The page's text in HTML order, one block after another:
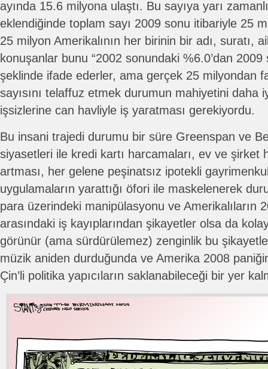
ayında 15.6 milyona ulaştı. Bu sayıya yarı
eklendiğinde toplam sayı 2009 sonu itibariyle 25
25 milyon Amerikalının her birinin bir adı, suratı,
konuşanlar bunu “2002 sonundaki %6.0’dan 2009
şeklinde ifade ederler, ama gerçek 25 milyondan
sayısını telaffuz etmek durumun mahiyetini daha
işsizlerine can havliyle iş yaratması gerekiyordu.
Bu insani trajedi durumu bir süre Greenspan ve
siyasetleri ile kredi kartı harcamaları, ev ve şirket
artması, her gelene peşinatsız ipotekli
uygulamaların yarattığı öfori ile maskelenerek
para üzerindeki manipülasyonu ve Amerikalıların
arasındaki iş kayıplarından şikayetler olsa da
görünür (ama sürdürülemez) zenginlik bu
müzik aniden durduğunda ve Amerika 2008
Çin’li politika yapıcıların saklanabileceği bir yer